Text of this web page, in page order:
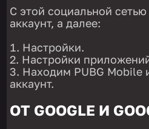
С этой социальной
аккаунт, а далее:
Настройки.
Настройки
Находим PUBG Mobile
аккаунт.
ОТ GOOGLE И